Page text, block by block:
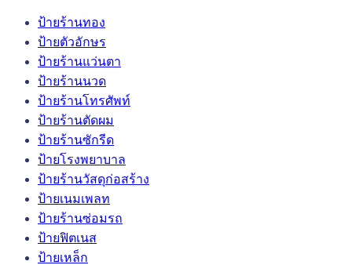
ป้ายร้านทอง
ป้ายตัวอักษร
ป้ายร้านแว่นตา
ป้ายร้านนวด
ป้ายร้านโทรศัพท์
ป้ายร้านตัดผม
ป้ายร้านซักรีด
ป้ายโรงพยาบาล
ป้ายร้านวัสดุก่อสร้าง
ป้ายเนมเพลท
ป้ายร้านซ่อมรถ
ป้ายฟิตเนส
ป้ายเหล็ก